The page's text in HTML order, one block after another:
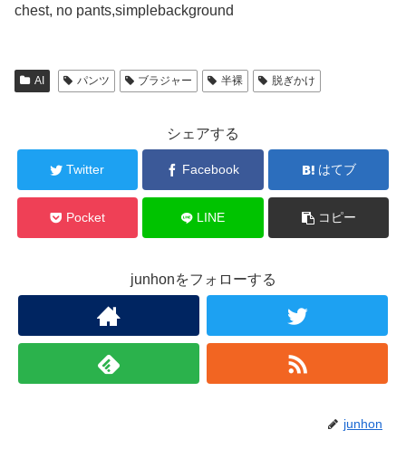
chest, no pants,simplebackground
AI パンツ ブラジャー 半裸 脱ぎかけ
シェアする
Twitter Facebook はてブ
Pocket LINE コピー
junhonをフォローする
junhon